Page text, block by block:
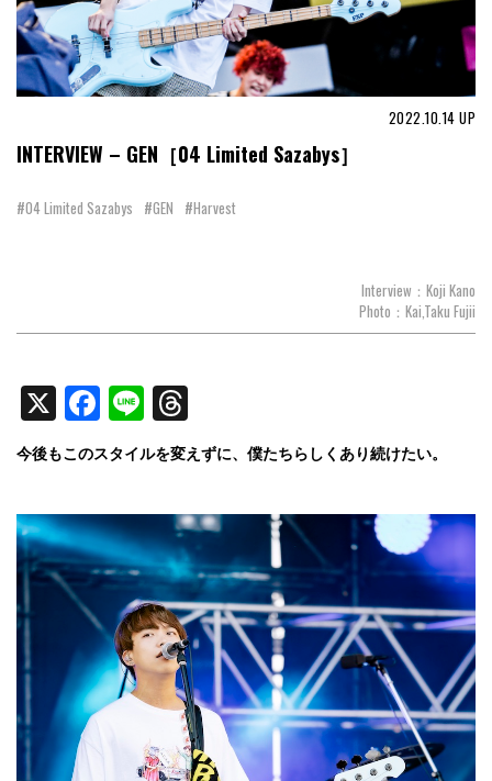
2022.10.14 UP
INTERVIEW – GEN［04 Limited Sazabys］
#04 Limited Sazabys #GEN #Harvest
Interview：Koji Kano
Photo：Kai,Taku Fujii
X Facebook
Line
今後もこのスタイルを変えずに、僕たちらしくあり続けたい。